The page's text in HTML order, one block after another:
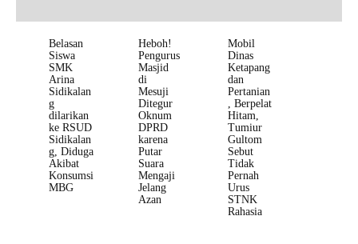
Belasan
Siswa
SMK
Arina
Sidikalan
g
dilarikan
ke RSUD
Sidikalan
g, Diduga
Akibat
Konsumsi
MBG
Heboh!
Pengurus
Masjid
di
Mesuji
Ditegur
Oknum
DPRD
karena
Putar
Suara
Mengaji
Jelang
Azan
Mobil
Dinas
Ketapang
dan
Pertanian
, Berpelat
Hitam,
Tumiur
Gultom
Sebut
Tidak
Pernah
Urus
STNK
Rahasia